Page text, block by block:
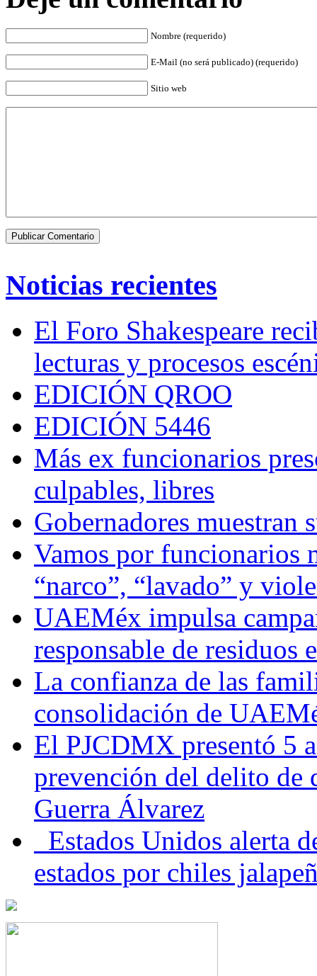
Nombre (requerido)
E-Mail (no será publicado) (requerido)
Sitio web
Noticias recientes
El Foro Shakespeare
lecturas y procesos
EDICIÓN QROO
EDICIÓN 5446
Más ex funcionarios
culpables, libres
Gobernadores muestran
Vamos por funcionarios
“narco”, “lavado” y
UAEMéx impulsa
responsable de residuos
La confianza de las
consolidación de
El PJCDMX presentó 5
prevención del delito de
Guerra Álvarez
Estados Unidos alerta
estados por chiles